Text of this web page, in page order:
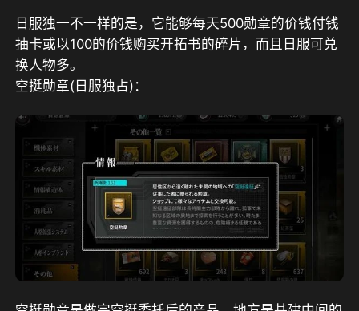
日服独一不一样的是，它能够每天500勋章的价钱付钱
抽卡或以100的价钱购买开拓书的碎片，而且日服可兑
换人物多。
空挺勋章(日服独占)：